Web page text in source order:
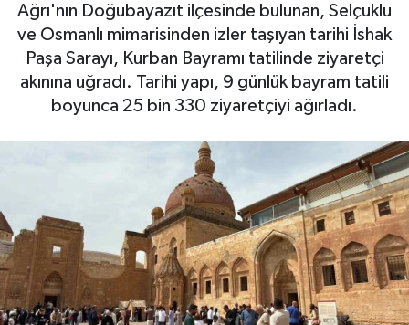
Ağrı'nın Doğubayazıt ilçesinde bulunan, Selçuklu
ve Osmanlı mimarisinden izler taşıyan tarihi İshak
Paşa Sarayı, Kurban Bayramı tatilinde ziyaretçi
akınına uğradı. Tarihi yapı, 9 günlük bayram tatili
boyunca 25 bin 330 ziyaretçiyi ağırladı.
Otovitrin
Asayiş
Spor
Eğitim
Haber Arşivi